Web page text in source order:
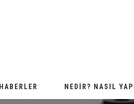
HABERLER NEDIR? NASIL